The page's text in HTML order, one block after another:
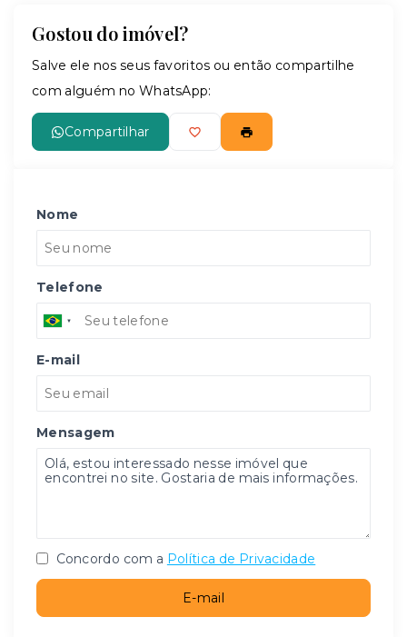
Gostou do imóvel?
Salve ele nos seus favoritos ou então compartilhe
com alguém no WhatsApp:
Compartilhar
Nome
Telefone
E-mail
Mensagem
Concordo com a Política de Privacidade
E-mail